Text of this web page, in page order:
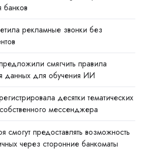
банков
рекламные звонки без
смягчить правила
данных для обучения ИИ
десятки тематических
мессенджера
смогут предоставлять возможность
через сторонние банкоматы